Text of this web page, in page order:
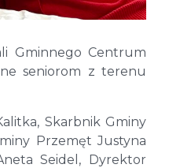
Gminnego Centrum
seniorom z terenu
Skarbnik Gminy
Przemęt Justyna
Seidel, Dyrektor